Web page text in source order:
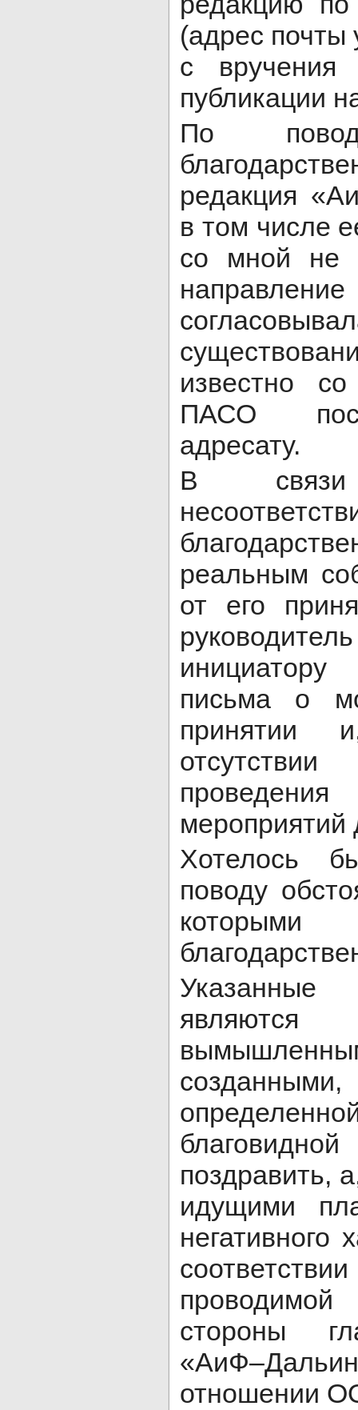
(адрес почты
с вручения
публикации
По
редакция
в том числе
со мной не
известно
ПАСО
адресату.
В
реальным
от его
инициатору
письма о
принятии
мероприятий
Хотелось
поводу
Указанные
поздравить,
идущими
негативного
стороны
отношении